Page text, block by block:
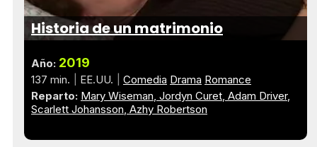
Historia de un matrimonio
Año: 2019
137 min. EE.UU. Comedia Drama Romance
Reparto: Mary Wiseman Jordyn Curet Adam Driver
Scarlett Johansson Azhy Robertson